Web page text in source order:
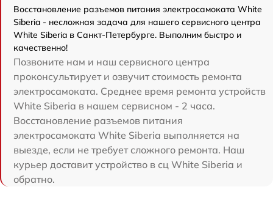
Восстановление разъемов питания электросамоката White
Siberia - несложная задача для нашего сервисного центра
White Siberia в Санкт-Петербурге. Выполним быстро и
качественно!
Позвоните нам и наш сервисного центра
проконсультирует и озвучит стоимость ремонта
электросамоката. Среднее время ремонта устройств
White Siberia в нашем сервисном - 2 часа.
Восстановление разъемов питания
электросамоката White Siberia выполняется на
выезде, если не требует сложного ремонта. Наш
курьер доставит устройство в сц White Siberia и
обратно.